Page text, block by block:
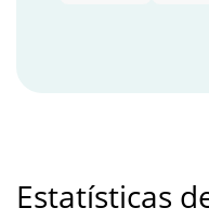
Estatísticas